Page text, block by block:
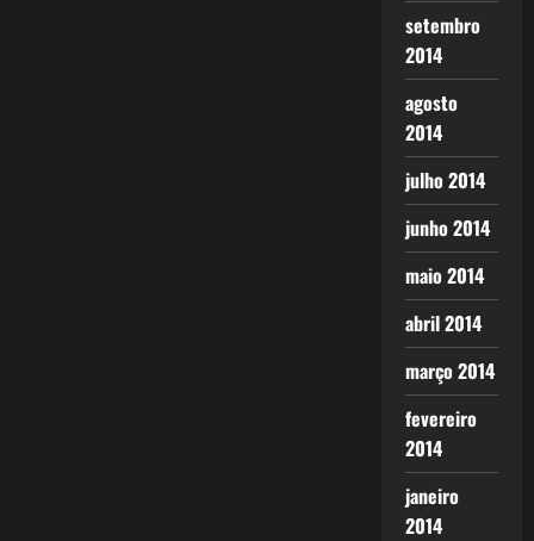
setembro
2014
agosto
2014
julho 2014
junho 2014
maio 2014
abril 2014
março 2014
fevereiro
2014
janeiro
2014